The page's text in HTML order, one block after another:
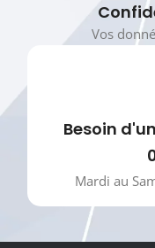
Vos
Besoin
Mardi au